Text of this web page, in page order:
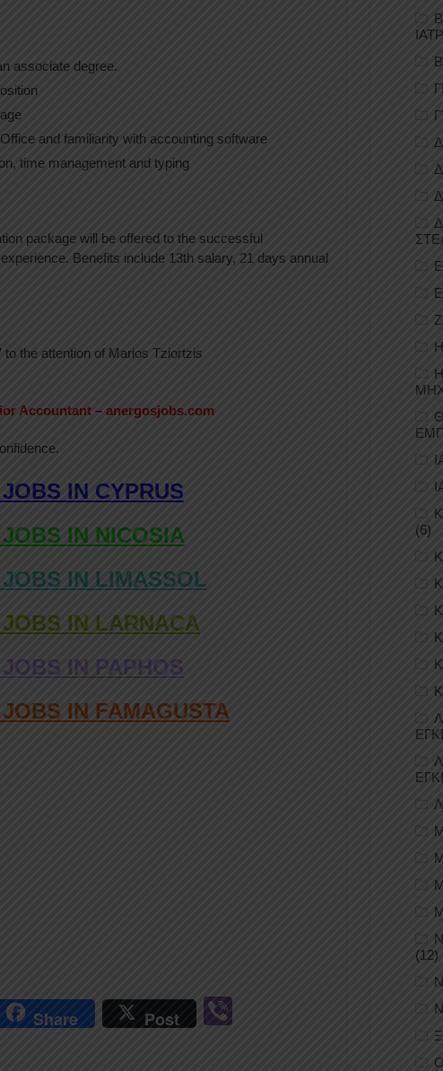
associate degree.
and familiarity with accounting software
time management and typing
package will be offered to the successful
Benefits include 13th salary, 21 days annual
the attention of Marios Tziortzis
Accountant – anergosjobs.com
IN CYPRUS
IN NICOSIA
IN LIMASSOL
IN LARNACA
IN PAPHOS
IN FAMAGUSTA
Share Post
(6)
(12)